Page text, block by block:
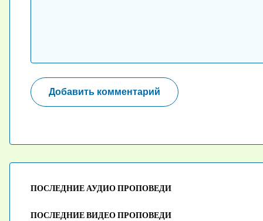
ПОСЛЕДНИЕ АУДИО ПРОПОВЕДИ
ПОСЛЕДНИЕ ВИДЕО ПРОПОВЕДИ